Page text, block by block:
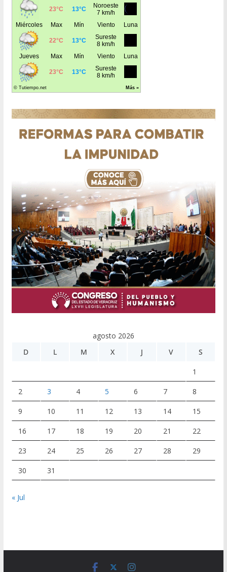
agosto 2026
D
L M X J V S
1
2 3 4 5 6 7 8
9 10 11 12 13 14 15
16 17 18 19 20 21 22
23 24 25 26 27 28 29
30 31
« Jul